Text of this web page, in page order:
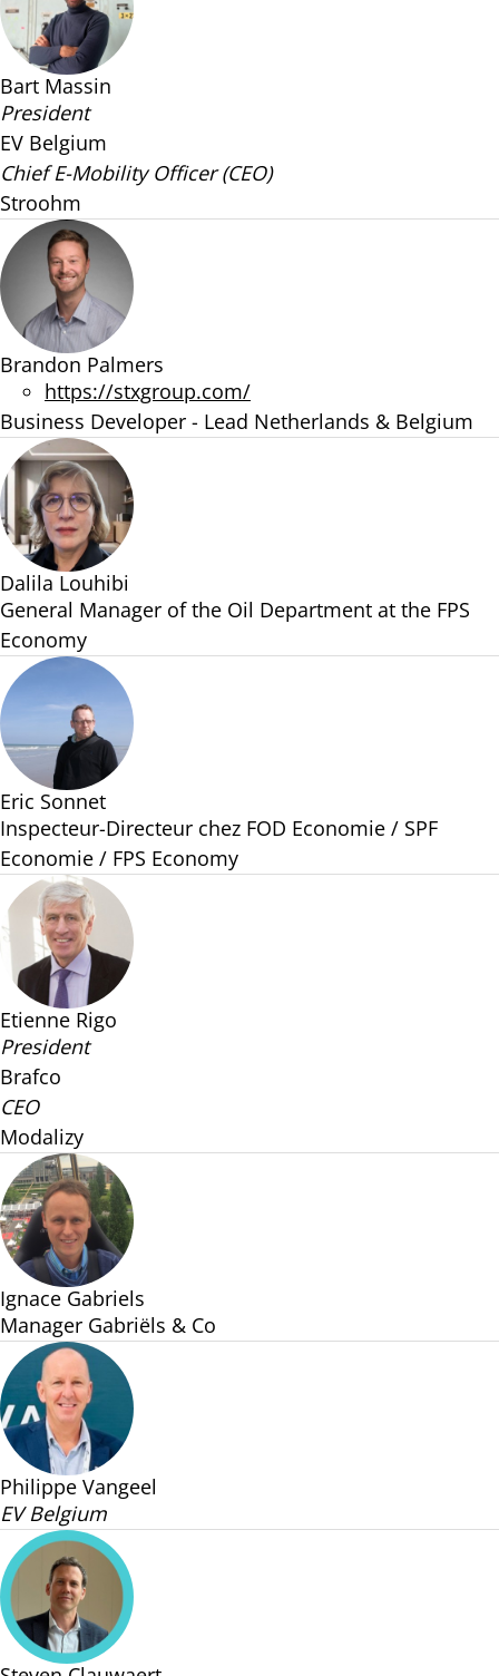
Bart Massin
President
EV Belgium
Chief E-Mobility Officer (CEO)
Stroohm
Brandon Palmers
https://stxgroup.com/
Business Developer - Lead Netherlands & Belgium
Dalila Louhibi
General Manager of the Oil Department at the FPS
Economy
Eric Sonnet
Inspecteur-Directeur chez FOD Economie / SPF
Economie / FPS Economy
Etienne Rigo
President
Brafco
CEO
Modalizy
Ignace Gabriels
Manager Gabriëls & Co
Philippe Vangeel
EV Belgium